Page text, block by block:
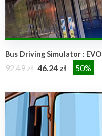
Bus Driving Simulator : EVO
92.49 zł 46.24 zł 50%